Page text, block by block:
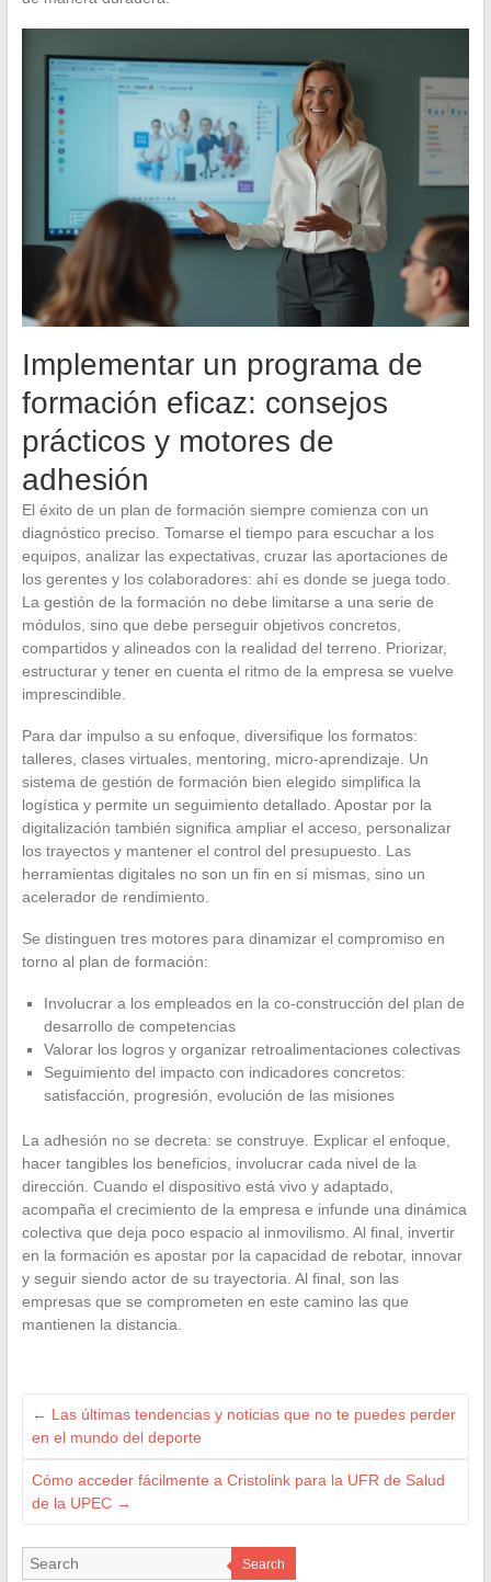
Implementar un programa de
formación eficaz: consejos
prácticos y motores de
adhesión
El éxito de un plan de formación siempre comienza con un
diagnóstico preciso. Tomarse el tiempo para escuchar a los
equipos, analizar las expectativas, cruzar las aportaciones de
los gerentes y los colaboradores: ahí es donde se juega todo.
La gestión de la formación no debe limitarse a una serie de
módulos, sino que debe perseguir objetivos concretos,
compartidos y alineados con la realidad del terreno. Priorizar,
estructurar y tener en cuenta el ritmo de la empresa se vuelve
imprescindible.
Para dar impulso a su enfoque, diversifique los formatos:
talleres, clases virtuales, mentoring, micro-aprendizaje. Un
sistema de gestión de formación bien elegido simplifica la
logística y permite un seguimiento detallado. Apostar por la
digitalización también significa ampliar el acceso, personalizar
los trayectos y mantener el control del presupuesto. Las
herramientas digitales no son un fin en sí mismas, sino un
acelerador de rendimiento.
Se distinguen tres motores para dinamizar el compromiso en
torno al plan de formación:
Involucrar a los empleados en la co-construcción del plan de
desarrollo de competencias
Valorar los logros y organizar retroalimentaciones colectivas
Seguimiento del impacto con indicadores concretos:
satisfacción, progresión, evolución de las misiones
La adhesión no se decreta: se construye. Explicar el enfoque,
hacer tangibles los beneficios, involucrar cada nivel de la
dirección. Cuando el dispositivo está vivo y adaptado,
acompaña el crecimiento de la empresa e infunde una dinámica
colectiva que deja poco espacio al inmovilismo. Al final, invertir
en la formación es apostar por la capacidad de rebotar, innovar
y seguir siendo actor de su trayectoria. Al final, son las
empresas que se comprometen en este camino las que
mantienen la distancia.
← Las últimas tendencias y noticias que no te puedes perder
en el mundo del deporte
Cómo acceder fácilmente a Cristolink para la UFR de Salud
de la UPEC →
Search